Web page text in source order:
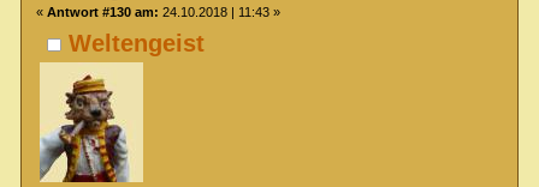
Weltengeist
« Antwort #130 am: 24.10.2018 | 11:43 »